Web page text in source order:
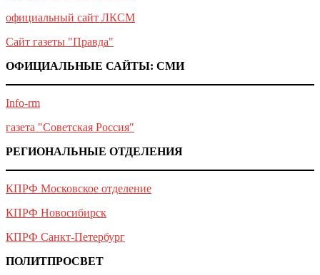
официальный сайт ЛКСМ
Сайт газеты "Правда"
ОФИЦИАЛЬНЫЕ САЙТЫ: СМИ
Info-rm
газета "Советская Россия"
РЕГИОНАЛЬНЫЕ ОТДЕЛЕНИЯ
КПРФ Московское отделение
КПРФ Новосибирск
КПРФ Санкт-Петербург
ПОЛИТПРОСВЕТ